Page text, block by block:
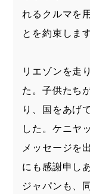
れるクルマを
とを約束します
リエゾンを走
た。子供たち
り、国をあげ
した。ケニヤ
メッセージを
にも感謝申し
ジャパンも、